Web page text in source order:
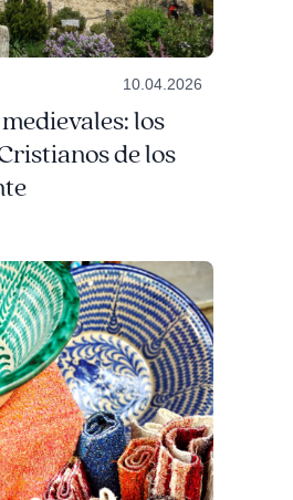
10.04.2026
los
de los